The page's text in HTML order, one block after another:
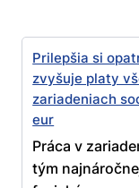
Prilepšia si
zvyšuje platy
zariadeniach
eur
Práca v
tým